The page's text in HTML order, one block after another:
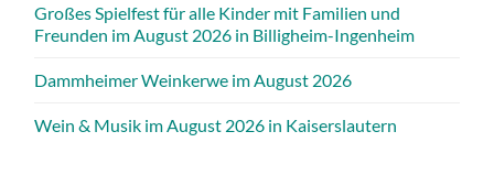
Großes Spielfest für alle Kinder mit Familien und
Freunden im August 2026 in Billigheim-Ingenheim
Dammheimer Weinkerwe im August 2026
Wein & Musik im August 2026 in Kaiserslautern